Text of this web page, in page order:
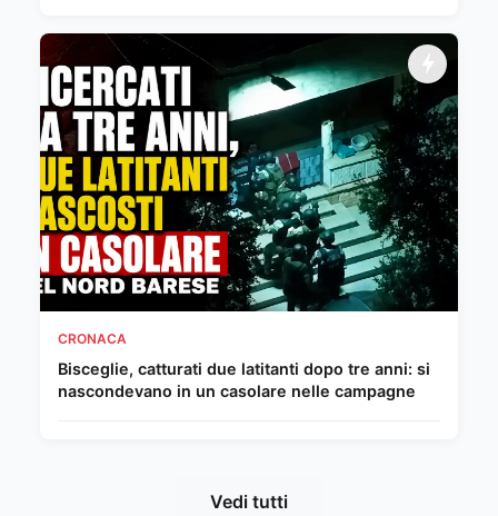
CRONACA
Bisceglie, catturati due latitanti dopo tre anni: si
nascondevano in un casolare nelle campagne
Vedi tutti